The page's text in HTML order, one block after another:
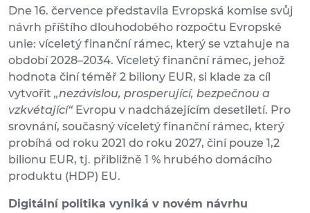
Dne 16. července představila Evropská komise svůj
návrh příštího dlouhodobého rozpočtu Evropské
unie: víceletý finanční rámec, který se vztahuje na
období 2028–2034. Víceletý finanční rámec, jehož
hodnota činí téměř 2 biliony EUR, si klade za cíl
vytvořit „nezávislou, prosperující, bezpečnou a
vzkvétající“ Evropu v nadcházejícím desetiletí. Pro
srovnání, současný víceletý finanční rámec, který
probíhá od roku 2021 do roku 2027, činí pouze 1,2
bilionu EUR, tj. přibližně 1 % hrubého domácího
produktu (HDP) EU.
Digitální politika vyniká v novém návrhu